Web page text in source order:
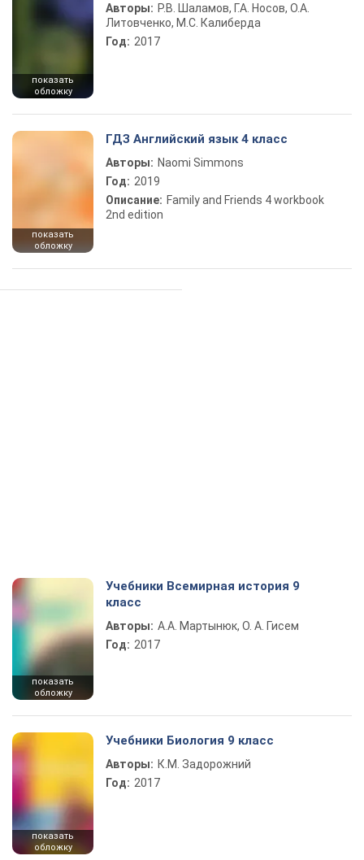
показать
обложку
Авторы: Р.В. Шаламов, Г.А. Носов, О.А.
Литовченко, М.С. Калиберда
Год: 2017
показать
обложку
ГДЗ Английский язык 4 класс
Авторы: Naomi Simmons
Год: 2019
Описание: Family and Friends 4 workbook
2nd edition
показать
обложку
Учебники Всемирная история 9
класс
Авторы: А.А. Мартынюк, О. А. Гисем
Год: 2017
показать
обложку
Учебники Биология 9 класс
Авторы: К.М. Задорожний
Год: 2017